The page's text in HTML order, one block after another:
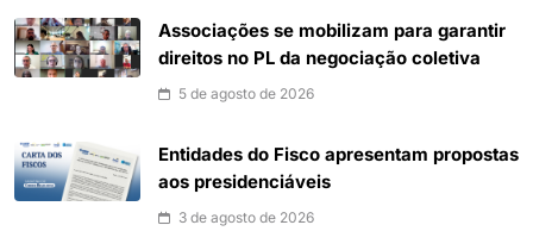
Associações se mobilizam para garantir
direitos no PL da negociação coletiva
5 de agosto de 2026
Entidades do Fisco apresentam propostas
aos presidenciáveis
3 de agosto de 2026